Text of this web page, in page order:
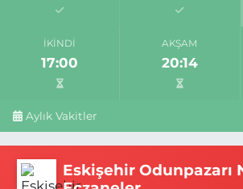
İKINDI
17:00
AKŞAM
20:14
Aylık Vakitler
Eskişehir Odunpazarı